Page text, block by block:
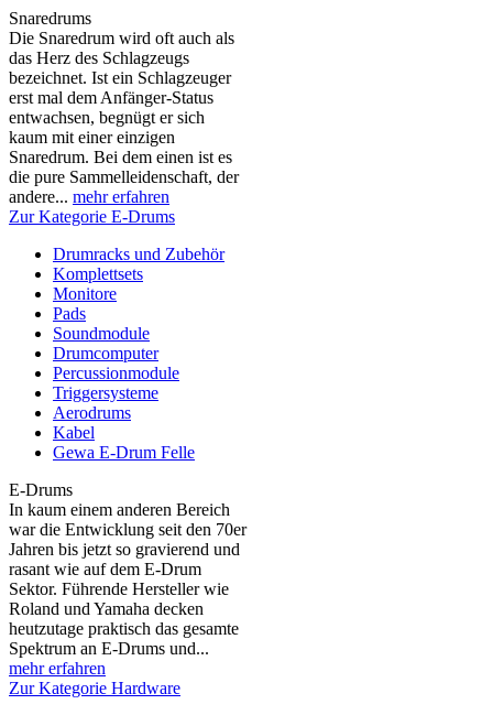
Snaredrums
Die Snaredrum wird oft auch als
das Herz des Schlagzeugs
bezeichnet. Ist ein Schlagzeuger
erst mal dem Anfänger-Status
entwachsen, begnügt er sich
kaum mit einer einzigen
Snaredrum. Bei dem einen ist es
die pure Sammelleidenschaft, der
andere... mehr erfahren
Zur Kategorie E-Drums
Drumracks und Zubehör
Komplettsets
Monitore
Pads
Soundmodule
Drumcomputer
Percussionmodule
Triggersysteme
Aerodrums
Kabel
Gewa E-Drum Felle
E-Drums
In kaum einem anderen Bereich
war die Entwicklung seit den 70er
Jahren bis jetzt so gravierend und
rasant wie auf dem E-Drum
Sektor. Führende Hersteller wie
Roland und Yamaha decken
heutzutage praktisch das gesamte
Spektrum an E-Drums und...
mehr erfahren
Zur Kategorie Hardware